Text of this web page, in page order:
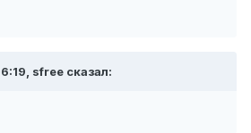
sfree сказал: